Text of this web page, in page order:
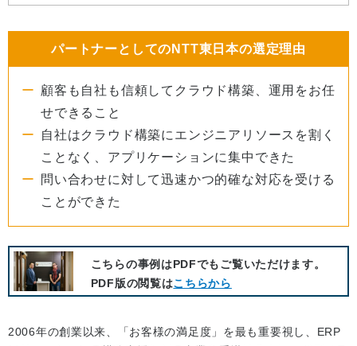
パートナーとしてのNTT東日本の選定理由
顧客も自社も信頼してクラウド構築、運用をお任
せできること
自社はクラウド構築にエンジニアリソースを割く
ことなく、アプリケーションに集中できた
問い合わせに対して迅速かつ的確な対応を受ける
ことができた
こちらの事例はPDFでもご覧いただけます。
PDF版の閲覧はこちらから
2006年の創業以来、「お客様の満足度」を最も重要視し、ERP